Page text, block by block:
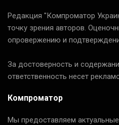
Редакция "Компроматор
точку зрения авторов.
опровержению и
За достоверность и
ответственность несет
Компроматор
Мы предоставляем